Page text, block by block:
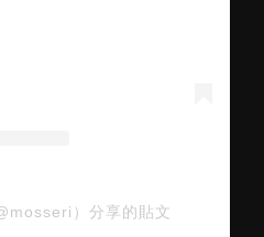
）分享的貼文